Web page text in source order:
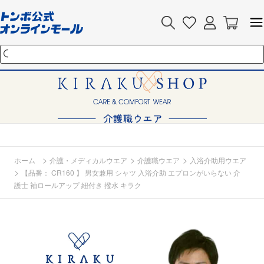
ホーム > 介護・メディカルウエア > 介護職ウエア > 入浴介助用ウエア
>
【品番： CR160 】 男女兼用 シャツ 入浴介助 エプロンがいらない 介
護士 袖ロールアップ 紐付き 撥水 キラク